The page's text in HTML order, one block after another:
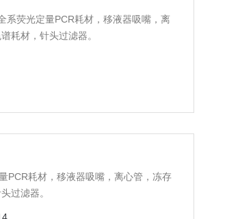
系荧光定量PCR耗材，移液器吸嘴，离
耗材，针头过滤器。
PCR耗材，移液器吸嘴，离心管，冻存
过滤器。